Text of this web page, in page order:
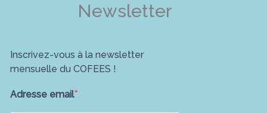
Newsletter
Inscrivez-vous à la newsletter
mensuelle du COFEES !
Adresse email